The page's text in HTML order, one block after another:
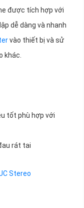
được tích hợp với
dễ dàng và nhanh
vào thiết bị và sử
khác.
tốt phù hợp với
rát tai
Stereo